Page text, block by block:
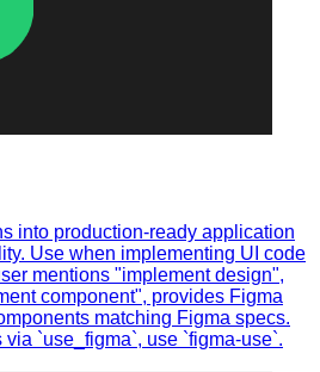
into production-ready application
Use when implementing UI code
mentions "implement design",
component", provides Figma
matching Figma specs.
`use_figma`, use `figma-use`.